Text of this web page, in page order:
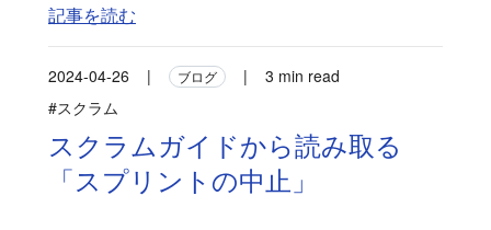
記事を読む
2024-04-26 | ブログ |
3 min read
#スクラム
スクラムガイドから読み取る
「スプリントの中止」